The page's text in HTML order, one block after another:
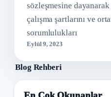
sözleşmesine
çalışma şartlarını ve
sorumlulukları
Eylül 9, 2023
Blog Rehberi